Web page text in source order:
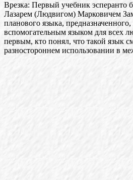
Врезка: Первый учебник эсперанто
Лазарем (Людвигом) Марковичем
планового языка,
вспомогательным языком для всех
первым, кто понял, что такой язык
разностороннем использовании в